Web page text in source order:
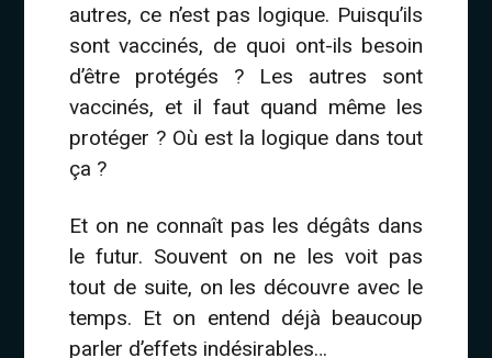
autres, ce n’est pas logique. Puisqu’ils
sont vaccinés, de quoi ont-ils besoin
d’être protégés ? Les autres sont
vaccinés, et il faut quand même les
protéger ? Où est la logique dans tout
ça ?
Et on ne connaît pas les dégâts dans
le futur. Souvent on ne les voit pas
tout de suite, on les découvre avec le
temps. Et on entend déjà beaucoup
parler d’effets indésirables…